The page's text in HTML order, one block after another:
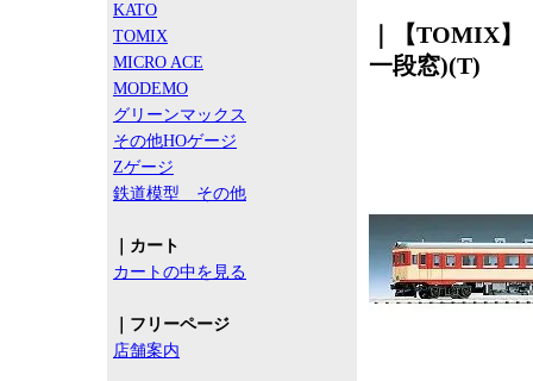
KATO
TOMIX
MICRO ACE
MODEMO
グリーンマックス
その他HOゲージ
Zゲージ
鉄道模型 その他
｜カート
カートの中を見る
｜フリーページ
店舗案内
｜【TOMIX
一段窓)(T)